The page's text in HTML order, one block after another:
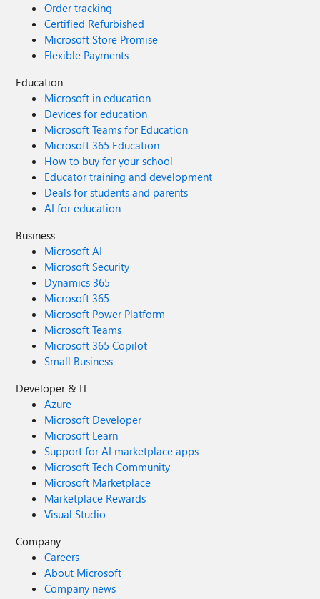
Order tracking
Certified Refurbished
Microsoft Store Promise
Flexible Payments
Education
Microsoft in education
Devices for education
Microsoft Teams for Education
Microsoft 365 Education
How to buy for your school
Educator training and development
Deals for students and parents
AI for education
Business
Microsoft AI
Microsoft Security
Dynamics 365
Microsoft 365
Microsoft Power Platform
Microsoft Teams
Microsoft 365 Copilot
Small Business
Developer & IT
Azure
Microsoft Developer
Microsoft Learn
Support for AI marketplace apps
Microsoft Tech Community
Microsoft Marketplace
Marketplace Rewards
Visual Studio
Company
Careers
About Microsoft
Company news